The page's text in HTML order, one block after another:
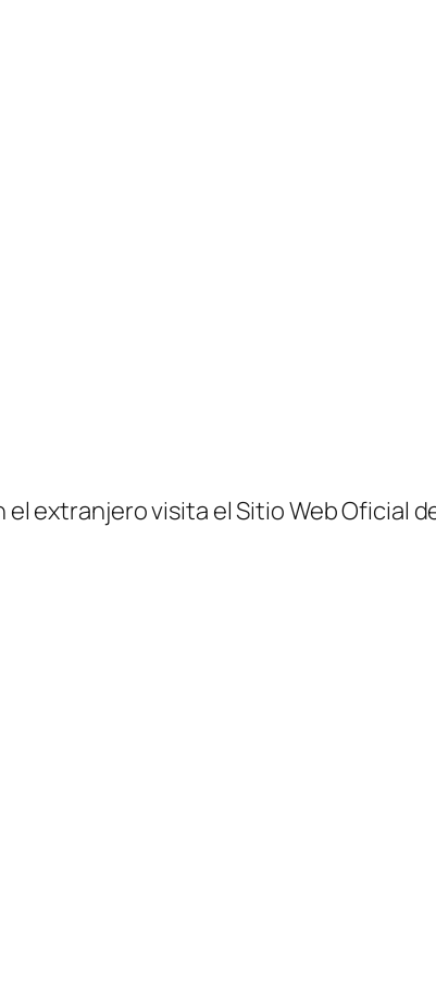
extranjero visita el Sitio Web Oficial